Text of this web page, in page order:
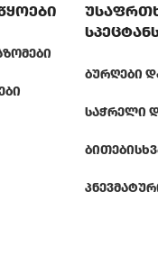
ᲑᲣᲠᲦᲔᲑᲘ
ᲡᲐᲭᲠᲔᲚᲘ
ᲑᲘᲗᲔᲑᲘ